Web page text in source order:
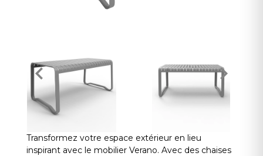
Transformez votre espace extérieur en lieu
inspirant avec le mobilier Verano. Avec des chaises